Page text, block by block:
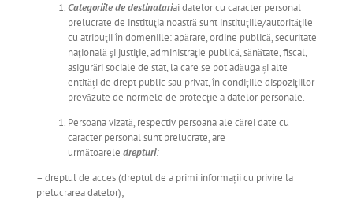
Categoriile de destinatariai datelor cu caracter personal
prelucrate de instituţia noastră sunt instituţiile/autorităţile
cu atribuţii în domeniile: apărare, ordine publică, securitate
naţională şi justiţie, administraţie publică, sănătate, fiscal,
asigurări sociale de stat, la care se pot adăuga și alte
entități de drept public sau privat, în condiţiile dispoziţiilor
prevăzute de normele de protecţie a datelor personale.
Persoana vizată, respectiv persoana ale cărei date cu
caracter personal sunt prelucrate, are
următoarele drepturi:
– dreptul de acces (dreptul de a primi informații cu privire la
prelucrarea datelor);